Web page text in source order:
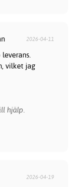
2026-04-11
vilket jag
hjälp.
2026-04-19